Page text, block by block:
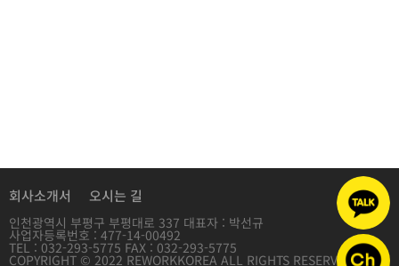
회사소개서 오시는 길
인천광역시 부평구 부평대로 337 대표자 : 박선규
사업자등록번호 : 477-14-00492
TEL : 032-293-5775 FAX : 032-293-5775
COPYRIGHT © 2022 REWORKKOREA ALL RIGHTS RESERVED